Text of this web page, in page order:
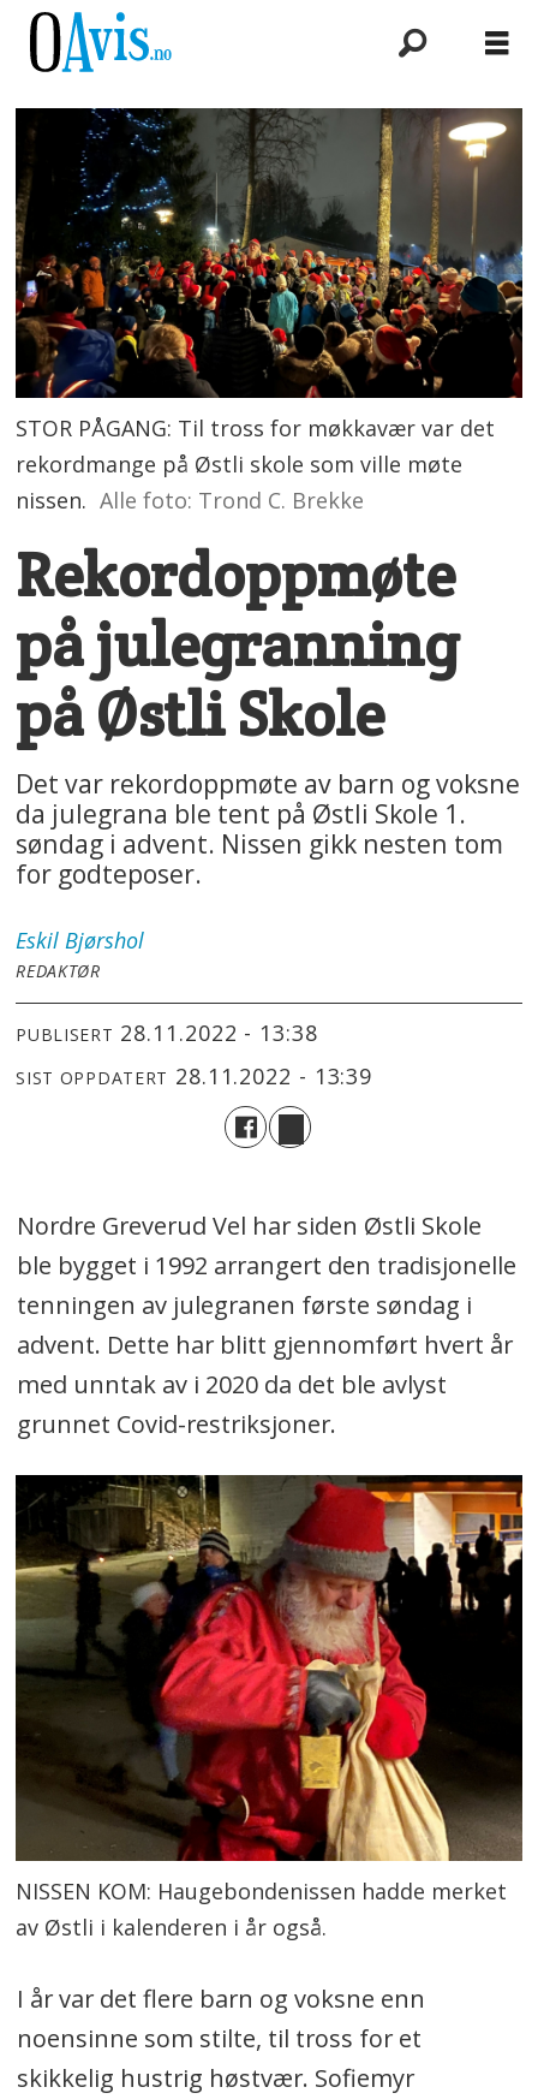
STOR PÅGANG: Til tross for møkkavær var det
rekordmange på Østli skole som ville møte
nissen. Alle foto: Trond C. Brekke
Rekordoppmøte
på julegranning
på Østli Skole
Det var rekordoppmøte av barn og voksne
da julegrana ble tent på Østli Skole 1.
søndag i advent. Nissen gikk nesten tom
for godteposer.
Eskil Bjørshol
REDAKTØR
PUBLISERT 28.11.2022 - 13:38
SIST OPPDATERT 28.11.2022 - 13:39
Nordre Greverud Vel har siden Østli Skole
ble bygget i 1992 arrangert den tradisjonelle
tenningen av julegranen første søndag i
advent. Dette har blitt gjennomført hvert år
med unntak av i 2020 da det ble avlyst
grunnet Covid-restriksjoner.
NISSEN KOM: Haugebondenissen hadde merket
av Østli i kalenderen i år også.
I år var det flere barn og voksne enn
noensinne som stilte, til tross for et
skikkelig hustrig høstvær. Sofiemyr